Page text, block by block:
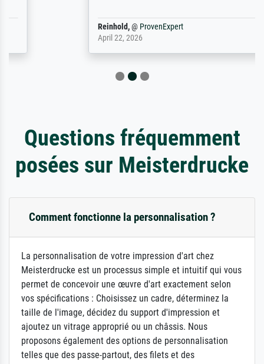
ProvenExpert
Questions fréquemment
posées sur Meisterdrucke
Comment fonctionne la personnalisation ?
La personnalisation de votre impression d'art chez
Meisterdrucke est un processus simple et intuitif qui vous
permet de concevoir une œuvre d'art exactement selon
vos spécifications : Choisissez un cadre, déterminez la
taille de l'image, décidez du support d'impression et
ajoutez un vitrage approprié ou un châssis. Nous
proposons également des options de personnalisation
telles que des passe-partout, des filets et des